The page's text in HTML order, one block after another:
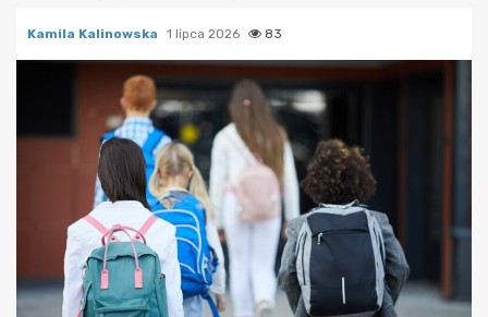
Kamila Kalinowska 1 lipca 2026 83